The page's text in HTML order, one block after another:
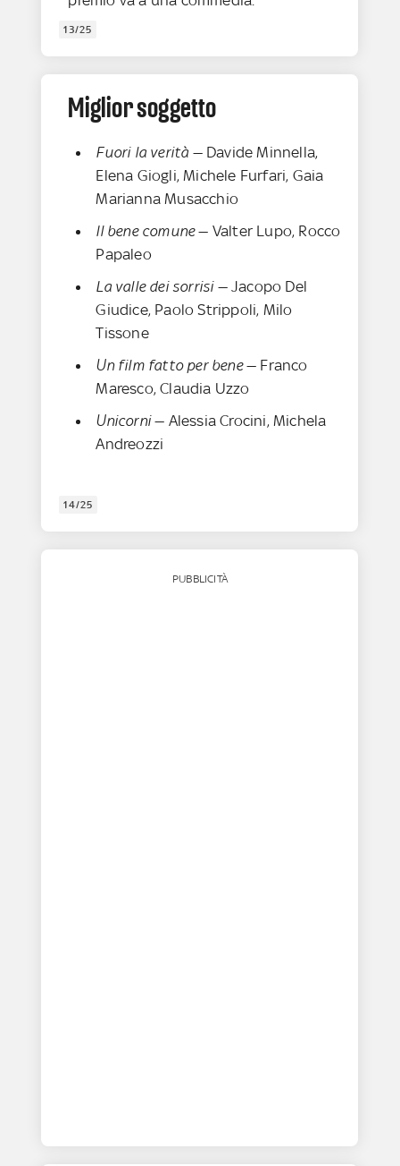
13/25
Miglior soggetto
Fuori la verità— Davide Minnella,
Elena Giogli, Michele Furfari, Gaia
Marianna Musacchio
Il bene comune— Valter Lupo, Rocco
Papaleo
La valle dei sorrisi— Jacopo Del
Giudice, Paolo Strippoli, Milo
Tissone
Un film fatto per bene— Franco
Maresco, Claudia Uzzo
Unicorni— Alessia Crocini, Michela
Andreozzi
14/25
PUBBLICITÀ